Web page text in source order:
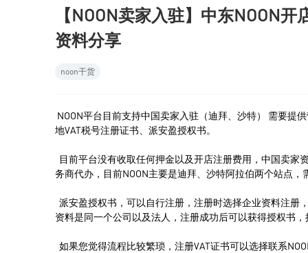
【NOON卖家入驻】中东NOON
资料分享
noon干货